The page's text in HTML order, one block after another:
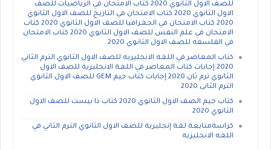
للصف الاول الثانوي 2020 كتاب الامتحان في الرياضيات للصف
الاول الثانوي 2020 كتاب الامتحان في التاريخ للصف الاول الثانوي
2020 كتاب الامتحان في الجغرافيا للصف الاول الثانوي 2020 كتاب
الامتحان في علم النفس للصف الاول الثانوي 2020 كتاب الامتحان
في الفلسفه للصف الاول الثانوي 2020
كتاب المعاصر في اللغه الانجليزيه للصف الاول الثانوي الترم الثاني
2020 إجابات كتاب المعاصر في اللغة الانجليزية للصف الاول
الثانوي ترم ثان 2020 إجابات كتاب جيم GEM للصف الاول الثانوي
الترم الثانى 2020
كتاب جيم الصف الاول الثانوي 2020 كتاب ذا بيست للصف الاول
الثانوي 2020
كراسةمتابعة لغة إنجليزية للصف الاول الثانوي الترم الثاني في
اللغه الانجليزيه